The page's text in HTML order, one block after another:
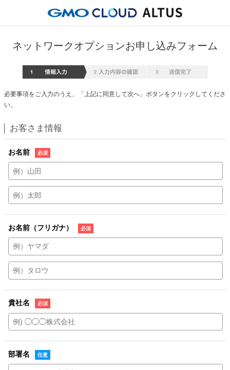
ネットワークオプションお申し込みフォーム
必要事項をご入力のうえ、「上記に同意して次へ」ボタンをクリックしてくださ
い。
お客さま情報
お名前
お名前（フリガナ）
貴社名
部署名